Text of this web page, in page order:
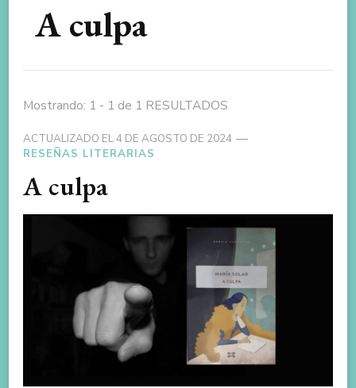
A culpa
Mostrando: 1 - 1 de 1 RESULTADOS
ACTUALIZADO EL4 DE AGOSTO DE 2024
RESEÑAS LITERARIAS
A culpa